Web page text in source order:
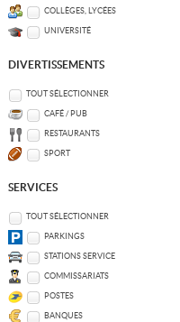
COLLÈGES, LYCÉES
UNIVERSITÉ
DIVERTISSEMENTS
TOUT SÉLECTIONNER
CAFÉ / PUB
RESTAURANTS
SPORT
SERVICES
TOUT SÉLECTIONNER
PARKINGS
STATIONS SERVICE
COMMISSARIATS
POSTES
BANQUES